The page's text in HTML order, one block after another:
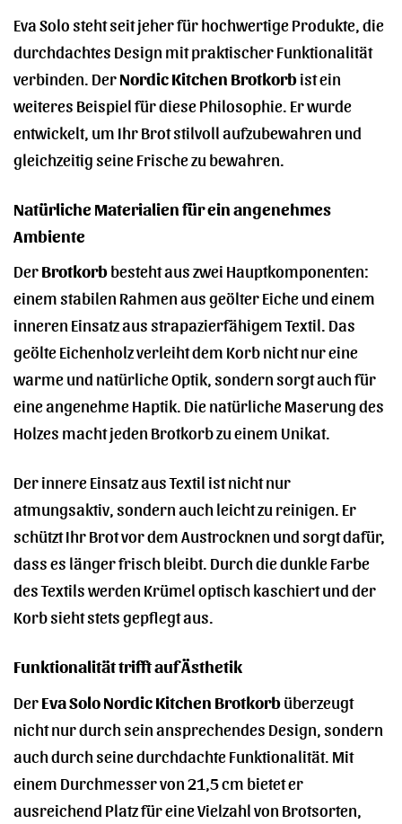
Eva Solo steht seit jeher für hochwertige Produkte, die
durchdachtes Design mit praktischer Funktionalität
verbinden. DerNordic Kitchen Brotkorbist ein
weiteres Beispiel für diese Philosophie. Er wurde
entwickelt, um Ihr Brot stilvoll aufzubewahren und
gleichzeitig seine Frische zu bewahren.
Natürliche Materialien für ein angenehmes
Ambiente
DerBrotkorbbesteht aus zwei Hauptkomponenten:
einem stabilen Rahmen aus geölter Eiche und einem
inneren Einsatz aus strapazierfähigem Textil. Das
geölte Eichenholz verleiht dem Korb nicht nur eine
warme und natürliche Optik, sondern sorgt auch für
eine angenehme Haptik. Die natürliche Maserung des
Holzes macht jeden Brotkorb zu einem Unikat.
Der innere Einsatz aus Textil ist nicht nur
atmungsaktiv, sondern auch leicht zu reinigen. Er
schützt Ihr Brot vor dem Austrocknen und sorgt dafür,
dass es länger frisch bleibt. Durch die dunkle Farbe
des Textils werden Krümel optisch kaschiert und der
Korb sieht stets gepflegt aus.
Funktionalität trifft auf Ästhetik
DerEva Solo Nordic Kitchen Brotkorbüberzeugt
nicht nur durch sein ansprechendes Design, sondern
auch durch seine durchdachte Funktionalität. Mit
einem Durchmesser von 21,5 cm bietet er
ausreichend Platz für eine Vielzahl von Brotsorten,